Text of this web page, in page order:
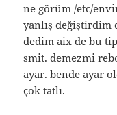
ne görüm /etc/
yanlış
dedim aix de bu
smit. demezmi
ayar. bende ayar
çok tatlı.